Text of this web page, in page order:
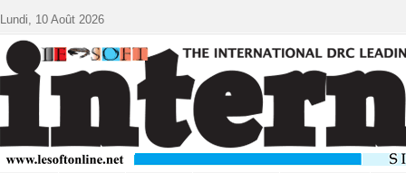
Lundi, 10 Août 2026